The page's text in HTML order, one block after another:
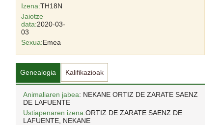
Izena:TH18N
Jaiotze
data:2020-03-
03
Sexua:Emea
Genealogia Kalifikazioak
Animaliaren jabea: NEKANE ORTIZ DE ZARATE SAENZ
DE LAFUENTE
Ustiapenaren izena:ORTIZ DE ZARATE SAENZ DE
LAFUENTE, NEKANE